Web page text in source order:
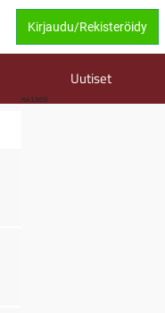
Kirjaudu/Rekisteröidy
Uutiset
MAINOS